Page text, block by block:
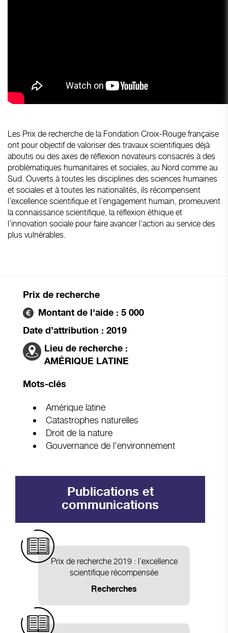
Les Prix de recherche de la Fondation Croix-Rouge française
ont pour objectif de valoriser des travaux scientifiques déjà
aboutis ou des axes de réflexion novateurs consacrés à des
problématiques humanitaires et sociales, au Nord comme au
Sud. Ouverts à toutes les disciplines des sciences humaines
et sociales et à toutes les nationalités, ils récompensent
l’excellence scientifique et l’engagement humain, promeuvent
la connaissance scientifique, la réflexion éthique et
l’innovation sociale pour faire avancer l’action au service des
plus vulnérables.
Prix de recherche
Montant de l'aide : 5 000
Date d’attribution : 2019
Lieu de recherche :
AMÉRIQUE LATINE
Mots-clés
Amérique latine
Catastrophes naturelles
Droit de la nature
Gouvernance de l'environnement
Publications et
communications
Prix de recherche 2019 : l’excellence
scientifique récompensée
Recherches